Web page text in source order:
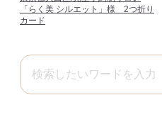
「らく美 シルエット」様 2つ折り
カード